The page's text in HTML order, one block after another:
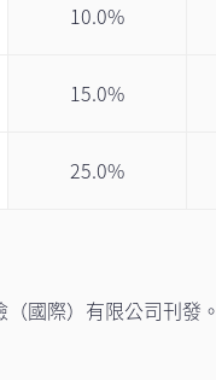
10.0%
15.0%
25.0%
國際）有限公司刊發。